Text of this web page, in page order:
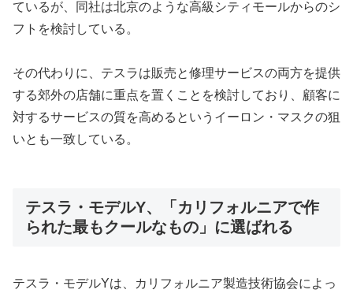
ているが、同社は北京のような高級シティモールからのシ
フトを検討している。
その代わりに、テスラは販売と修理サービスの両方を提供
する郊外の店舗に重点を置くことを検討しており、顧客に
対するサービスの質を高めるというイーロン・マスクの狙
いとも一致している。
テスラ・モデルY、「カリフォルニアで作
られた最もクールなもの」に選ばれる
テスラ・モデルYは、カリフォルニア製造技術協会によっ